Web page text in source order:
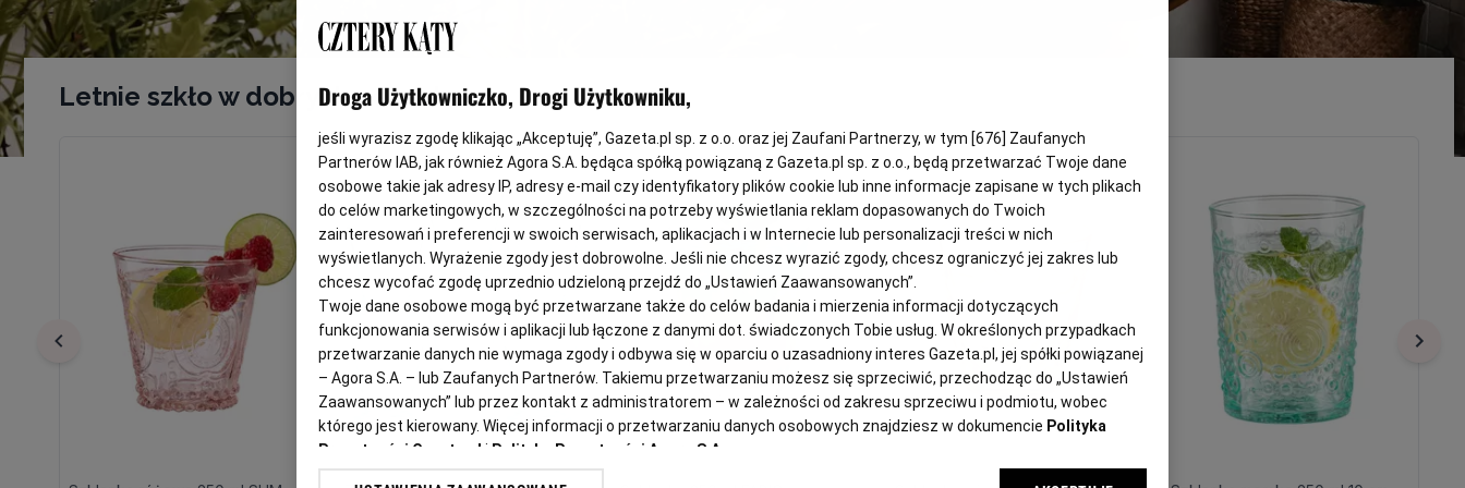
Letnie szkło w dobrych cenachDroga Użytkowniczko, Drogi Użytkowniku,
jeśli wyrazisz zgodę klikając „Akceptuję”, Gazeta.pl sp. z o.o. oraz jej Zaufani Partnerzy, w tym [676] Zaufanych
Partnerów IAB, jak również Agora S.A. będąca spółką powiązaną z Gazeta.pl sp. z o.o., będą przetwarzać Twoje dane
osobowe takie jak adresy IP, adresy e-mail czy identyfikatory plików cookie lub inne informacje zapisane w tych plikach
do celów marketingowych, w szczególności na potrzeby wyświetlania reklam dopasowanych do Twoich
zainteresowań i preferencji w swoich serwisach, aplikacjach i w Internecie lub personalizacji treści w nich
wyświetlanych. Wyrażenie zgody jest dobrowolne. Jeśli nie chcesz wyrazić zgody, chcesz ograniczyć jej zakres lub
chcesz wycofać zgodę uprzednio udzieloną przejdź do „Ustawień Zaawansowanych”.
Twoje dane osobowe mogą być przetwarzane także do celów badania i mierzenia informacji dotyczących
funkcjonowania serwisów i aplikacji lub łączone z danymi dot. świadczonych Tobie usług. W określonych przypadkach
przetwarzanie danych nie wymaga zgody i odbywa się w oparciu o uzasadniony interes Gazeta.pl, jej spółki powiązanej
– Agora S.A. – lub Zaufanych Partnerów. Takiemu przetwarzaniu możesz się sprzeciwić, przechodząc do „Ustawień
Zaawansowanych” lub przez kontakt z administratorem – w zależności od zakresu sprzeciwu i podmiotu, wobec
którego jest kierowany. Więcej informacji o przetwarzaniu danych osobowych znajdziesz w dokumencie Polityka
Prywatności Gazeta.pl i Polityka Prywatności Agora S.A.